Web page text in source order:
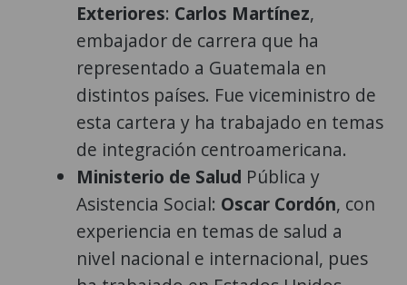
Exteriores: Carlos Martínez,
embajador de carrera que ha
representado a Guatemala en
distintos países. Fue viceministro de
esta cartera y ha trabajado en temas
de integración centroamericana.
Ministerio de Salud Pública y
Asistencia Social: Oscar Cordón, con
experiencia en temas de salud a
nivel nacional e internacional, pues